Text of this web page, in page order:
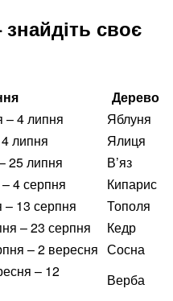
своє
Дерево
– 4 липня
Яблуня
липня
Ялиця
25 липня
В’яз
4 серпня
Кипарис
– 13 серпня
Тополя
– 23 серпня
Кедр
– 2 вересня Сосна
– 12
Верба